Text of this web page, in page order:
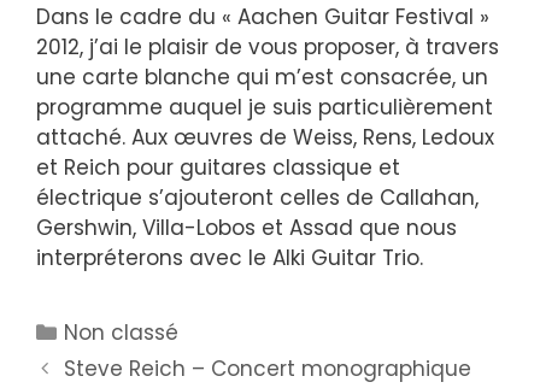
Dans le cadre du « Aachen Guitar Festival »
2012, j’ai le plaisir de vous proposer, à travers
une carte blanche qui m’est consacrée, un
programme auquel je suis particulièrement
attaché. Aux œuvres de Weiss, Rens, Ledoux
et Reich pour guitares classique et
électrique s’ajouteront celles de Callahan,
Gershwin, Villa-Lobos et Assad que nous
interpréterons avec le Alki Guitar Trio.
Catégories
Non classé
Steve Reich – Concert monographique